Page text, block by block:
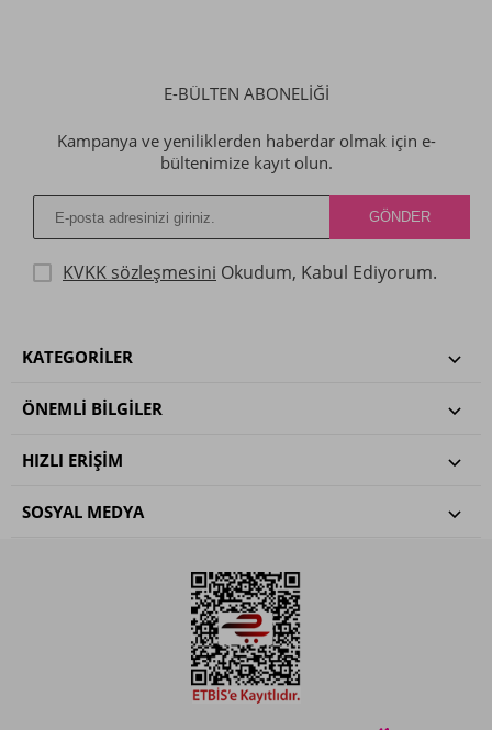
E-BÜLTEN ABONELİĞİ
Kampanya ve yeniliklerden haberdar olmak için e-
bültenimize kayıt olun.
KVKK sözleşmesini Okudum, Kabul Ediyorum.
KATEGORILER
ÖNEMLI BILGILER
HIZLI ERIŞIM
SOSYAL MEDYA